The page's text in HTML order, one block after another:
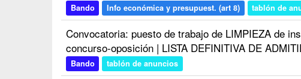
Bando Info económica y presupuest. (art 8) tablón de
Convocatoria: puesto de trabajo de LIMPIEZA de
concurso-oposición | LISTA DEFINITIVA DE
Bando tablón de anuncios